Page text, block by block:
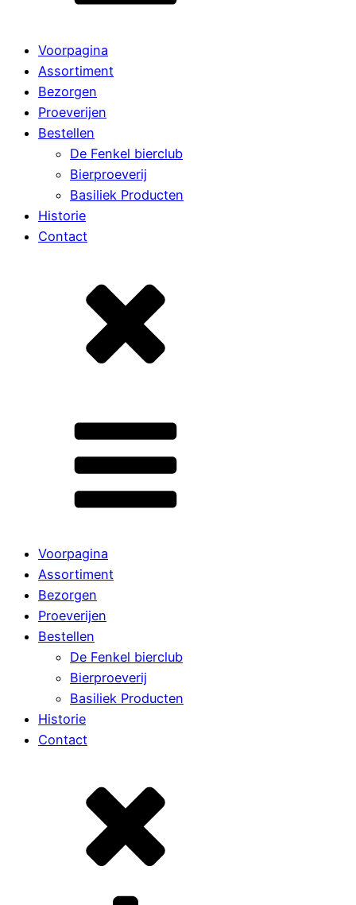
Voorpagina
Assortiment
Bezorgen
Proeverijen
Bestellen
De Fenkel bierclub
Bierproeverij
Basiliek Producten
Historie
Contact
Voorpagina
Assortiment
Bezorgen
Proeverijen
Bestellen
De Fenkel bierclub
Bierproeverij
Basiliek Producten
Historie
Contact